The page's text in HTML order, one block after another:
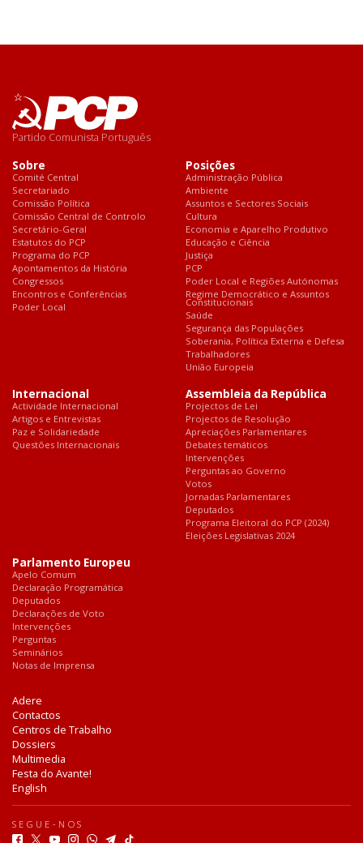
Partido Comunista Português
Sobre
Comité Central
Secretariado
Comissão Política
Comissão Central de Controlo
Secretário-Geral
Estatutos do PCP
Programa do PCP
Apontamentos da História
Congressos
Encontros e Conferências
Poder Local
Posições
Administração Pública
Ambiente
Assuntos e Sectores Sociais
Cultura
Economia e Aparelho Produtivo
Educação e Ciência
Justiça
PCP
Poder Local e Regiões Autónomas
Regime Democrático e Assuntos
Constitucionais
Saúde
Segurança das Populações
Soberania, Política Externa e Defesa
Trabalhadores
União Europeia
Internacional
Actividade Internacional
Artigos e Entrevistas
Paz e Solidariedade
Questões Internacionais
Assembleia da República
Projectos de Lei
Projectos de Resolução
Apreciações Parlamentares
Debates temáticos
Intervenções
Perguntas ao Governo
Votos
Jornadas Parlamentares
Deputados
Programa Eleitoral do PCP (2024)
Eleições Legislativas 2024
Parlamento Europeu
Apelo Comum
Declaração Programática
Deputados
Declarações de Voto
Intervenções
Perguntas
Seminários
Notas de Imprensa
Adere
Contactos
Centros de Trabalho
Dossiers
Multimedia
Festa do Avante!
English
SEGUE-NOS